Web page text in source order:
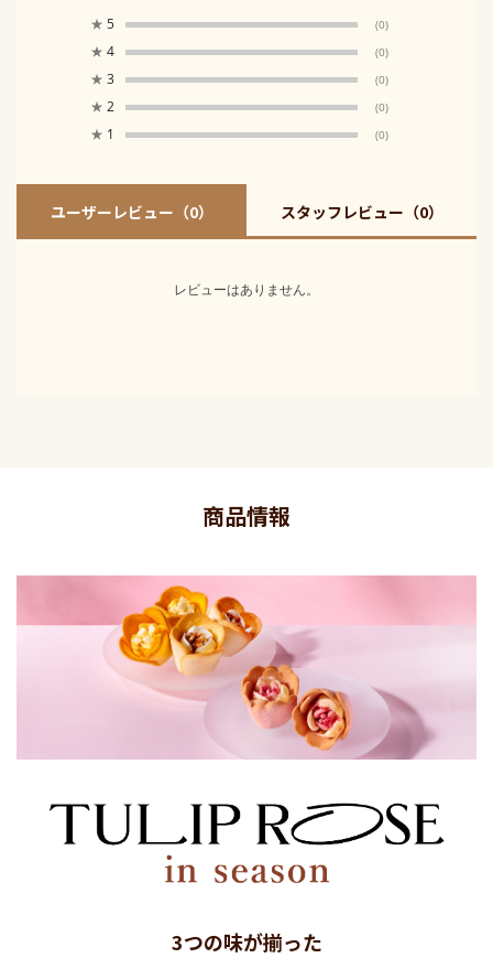
★ 5 (0)
★ 4 (0)
★ 3 (0)
★ 2 (0)
★ 1 (0)
ユーザーレビュー （0） スタッフレビュー （0）
レビューはありません。
商品情報
3つの味が揃った